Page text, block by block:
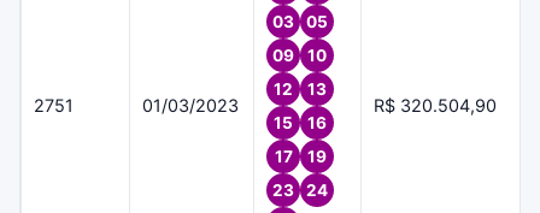
2751 01/03/2023
03
05
09
10
12
13
15
16
17
19
23
24
R$ 320.504,90